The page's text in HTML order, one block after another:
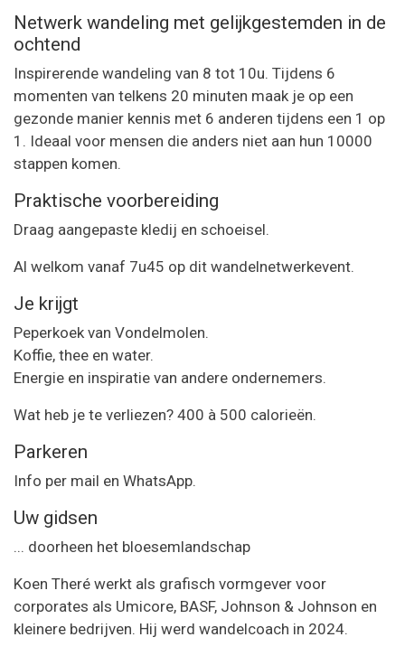
Netwerk wandeling met gelijkgestemden in de
ochtend
Inspirerende wandeling van 8 tot 10u. Tijdens 6
momenten van telkens 20 minuten maak je op een
gezonde manier kennis met 6 anderen tijdens een 1 op
1. Ideaal voor mensen die anders niet aan hun 10000
stappen komen.
Praktische voorbereiding
Draag aangepaste kledij en schoeisel.
Al welkom vanaf 7u45 op dit wandelnetwerkevent.
Je krijgt
Peperkoek van Vondelmolen.
Koffie, thee en water.
Energie en inspiratie van andere ondernemers.
Wat heb je te verliezen? 400 à 500 calorieën.
Parkeren
Info per mail en WhatsApp.
Uw gidsen
... doorheen het bloesemlandschap
Koen Theré werkt als grafisch vormgever voor
corporates als Umicore, BASF, Johnson & Johnson en
kleinere bedrijven. Hij werd wandelcoach in 2024.